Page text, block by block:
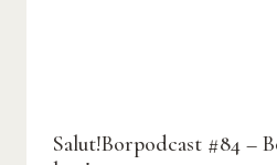
Salut!Borpodcast #84 –